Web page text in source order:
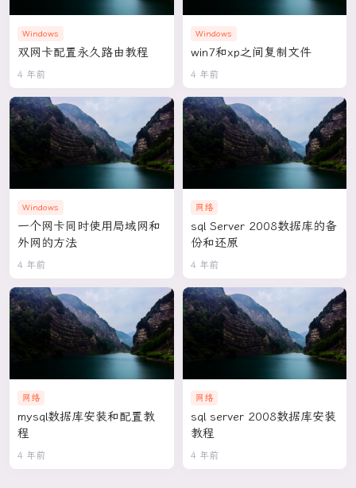
Windows
双网卡配置永久路由教程
4 年前
Windows
win7和xp之间复制文件
4 年前
Windows
一个网卡同时使用局域网和
外网的方法
4 年前
网络
sql Server 2008数据库的备
份和还原
4 年前
网络
mysql数据库安装和配置教
程
4 年前
网络
sql server 2008数据库安装
教程
4 年前